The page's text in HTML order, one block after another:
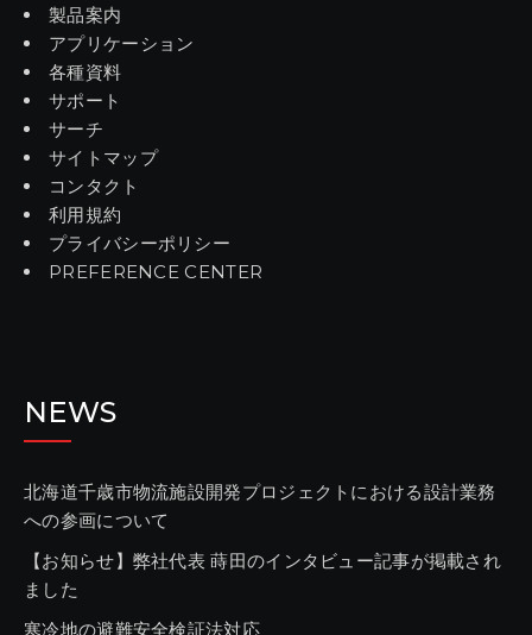
製品案内
アプリケーション
各種資料
サポート
サーチ
サイトマップ
コンタクト
利用規約
プライバシーポリシー
PREFERENCE CENTER
NEWS
北海道千歳市物流施設開発プロジェクトにおける設計業務
への参画について
【お知らせ】弊社代表 蒔田のインタビュー記事が掲載され
ました
寒冷地の避難安全検証法対応